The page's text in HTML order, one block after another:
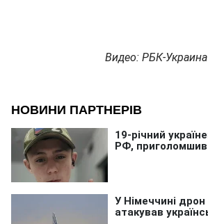
Видео: РБК-Украина